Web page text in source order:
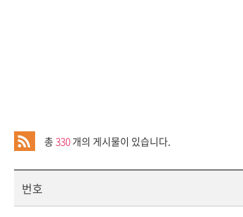
총 330 개의 게시물이 있습니다.
번호